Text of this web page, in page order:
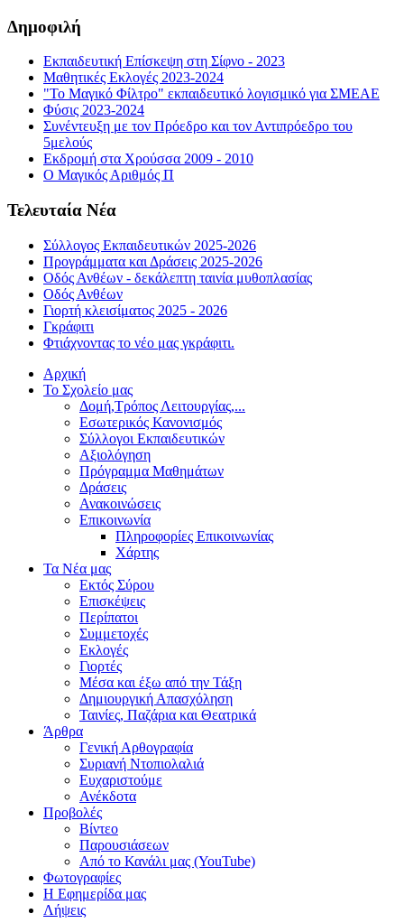
Δημοφιλή
Εκπαιδευτική Επίσκεψη στη Σίφνο - 2023
Μαθητικές Εκλογές 2023-2024
"Το Μαγικό Φίλτρο" εκπαιδευτικό λογισμικό για ΣΜΕΑΕ
Φύσις 2023-2024
Συνέντευξη με τον Πρόεδρο και τον Αντιπρόεδρο του
5μελούς
Εκδρομή στα Χρούσσα 2009 - 2010
Ο Μαγικός Αριθμός Π
Τελευταία Νέα
Σύλλογος Εκπαιδευτικών 2025-2026
Προγράμματα και Δράσεις 2025-2026
Οδός Ανθέων - δεκάλεπτη ταινία μυθοπλασίας
Οδός Ανθέων
Γιορτή κλεισίματος 2025 - 2026
Γκράφιτι
Φτιάχνοντας το νέο μας γκράφιτι.
Αρχική
Το Σχολείο μας
Δομή,Τρόπος Λειτουργίας,...
Εσωτερικός Κανονισμός
Σύλλογοι Εκπαιδευτικών
Αξιολόγηση
Πρόγραμμα Μαθημάτων
Δράσεις
Ανακοινώσεις
Επικοινωνία
Πληροφορίες Επικοινωνίας
Χάρτης
Τα Νέα μας
Εκτός Σύρου
Επισκέψεις
Περίπατοι
Συμμετοχές
Εκλογές
Γιορτές
Μέσα και έξω από την Τάξη
Δημιουργική Απασχόληση
Ταινίες, Παζάρια και Θεατρικά
Άρθρα
Γενική Αρθογραφία
Συριανή Ντοπιολαλιά
Ευχαριστούμε
Ανέκδοτα
Προβολές
Βίντεο
Παρουσιάσεων
Από το Κανάλι μας (YouTube)
Φωτογραφίες
Η Εφημερίδα μας
Λήψεις